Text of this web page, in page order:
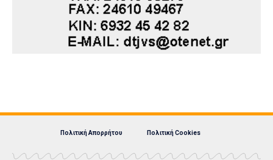
Πολιτική Απορρήτου Πολιτική Cookies